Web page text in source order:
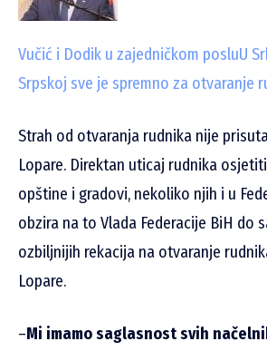
Vučić i Dodik u zajedničkom posluU
Srpskoj sve je spremno za otvaranje
Strah od otvaranja rudnika nije
Lopare. Direktan uticaj rudnika
opštine i gradovi, nekoliko njih i u
obzira na to Vlada Federacije BiH do
ozbiljnijih rekacija na otvaranje
Lopare.
–Mi imamo saglasnost svih